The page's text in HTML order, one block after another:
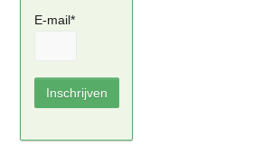
E-mail*